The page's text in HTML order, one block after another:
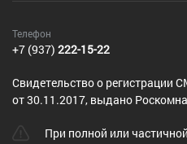
Телефон
+7 (937) 222-15-22
Cвидетельство о
от 30.11.2017, выдано
При полной или